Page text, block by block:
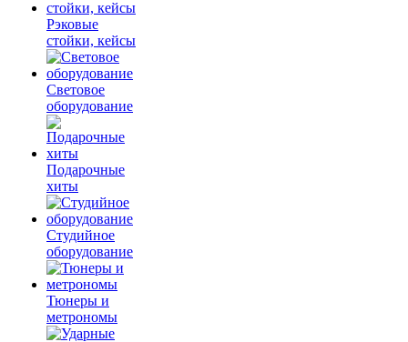
Рэковые
стойки, кейсы
Световое
оборудование
Подарочные
хиты
Студийное
оборудование
Тюнеры и
метрономы